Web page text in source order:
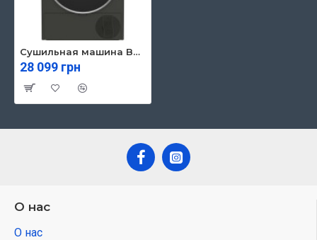
Сушильная машина Beko B3T68239MG
28 099 грн
О нас
О нас